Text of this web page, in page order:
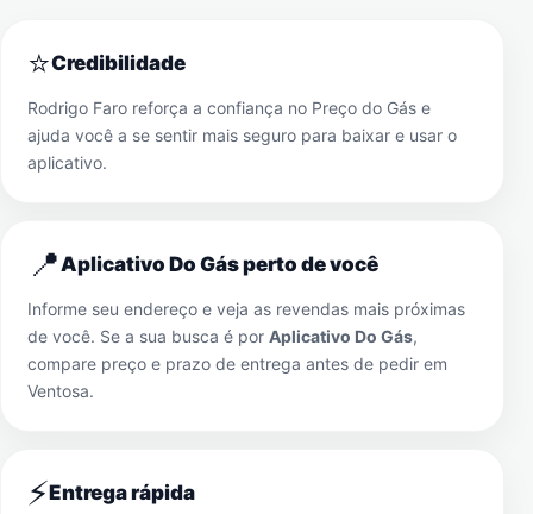
⭐Credibilidade
Rodrigo Faro reforça a confiança no Preço do Gás e
ajuda você a se sentir mais seguro para baixar e usar o
aplicativo.
📍Aplicativo Do Gás perto de você
Informe seu endereço e veja as revendas mais próximas
de você. Se a sua busca é por Aplicativo Do Gás,
compare preço e prazo de entrega antes de pedir em
Ventosa.
⚡Entrega rápida